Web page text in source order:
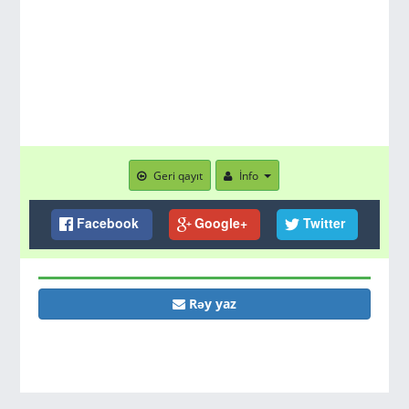
Geri qayıt İnfo
Facebook Google+ Twitter
Rəy yaz